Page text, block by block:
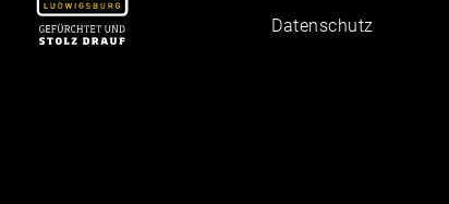
Daten­schutz